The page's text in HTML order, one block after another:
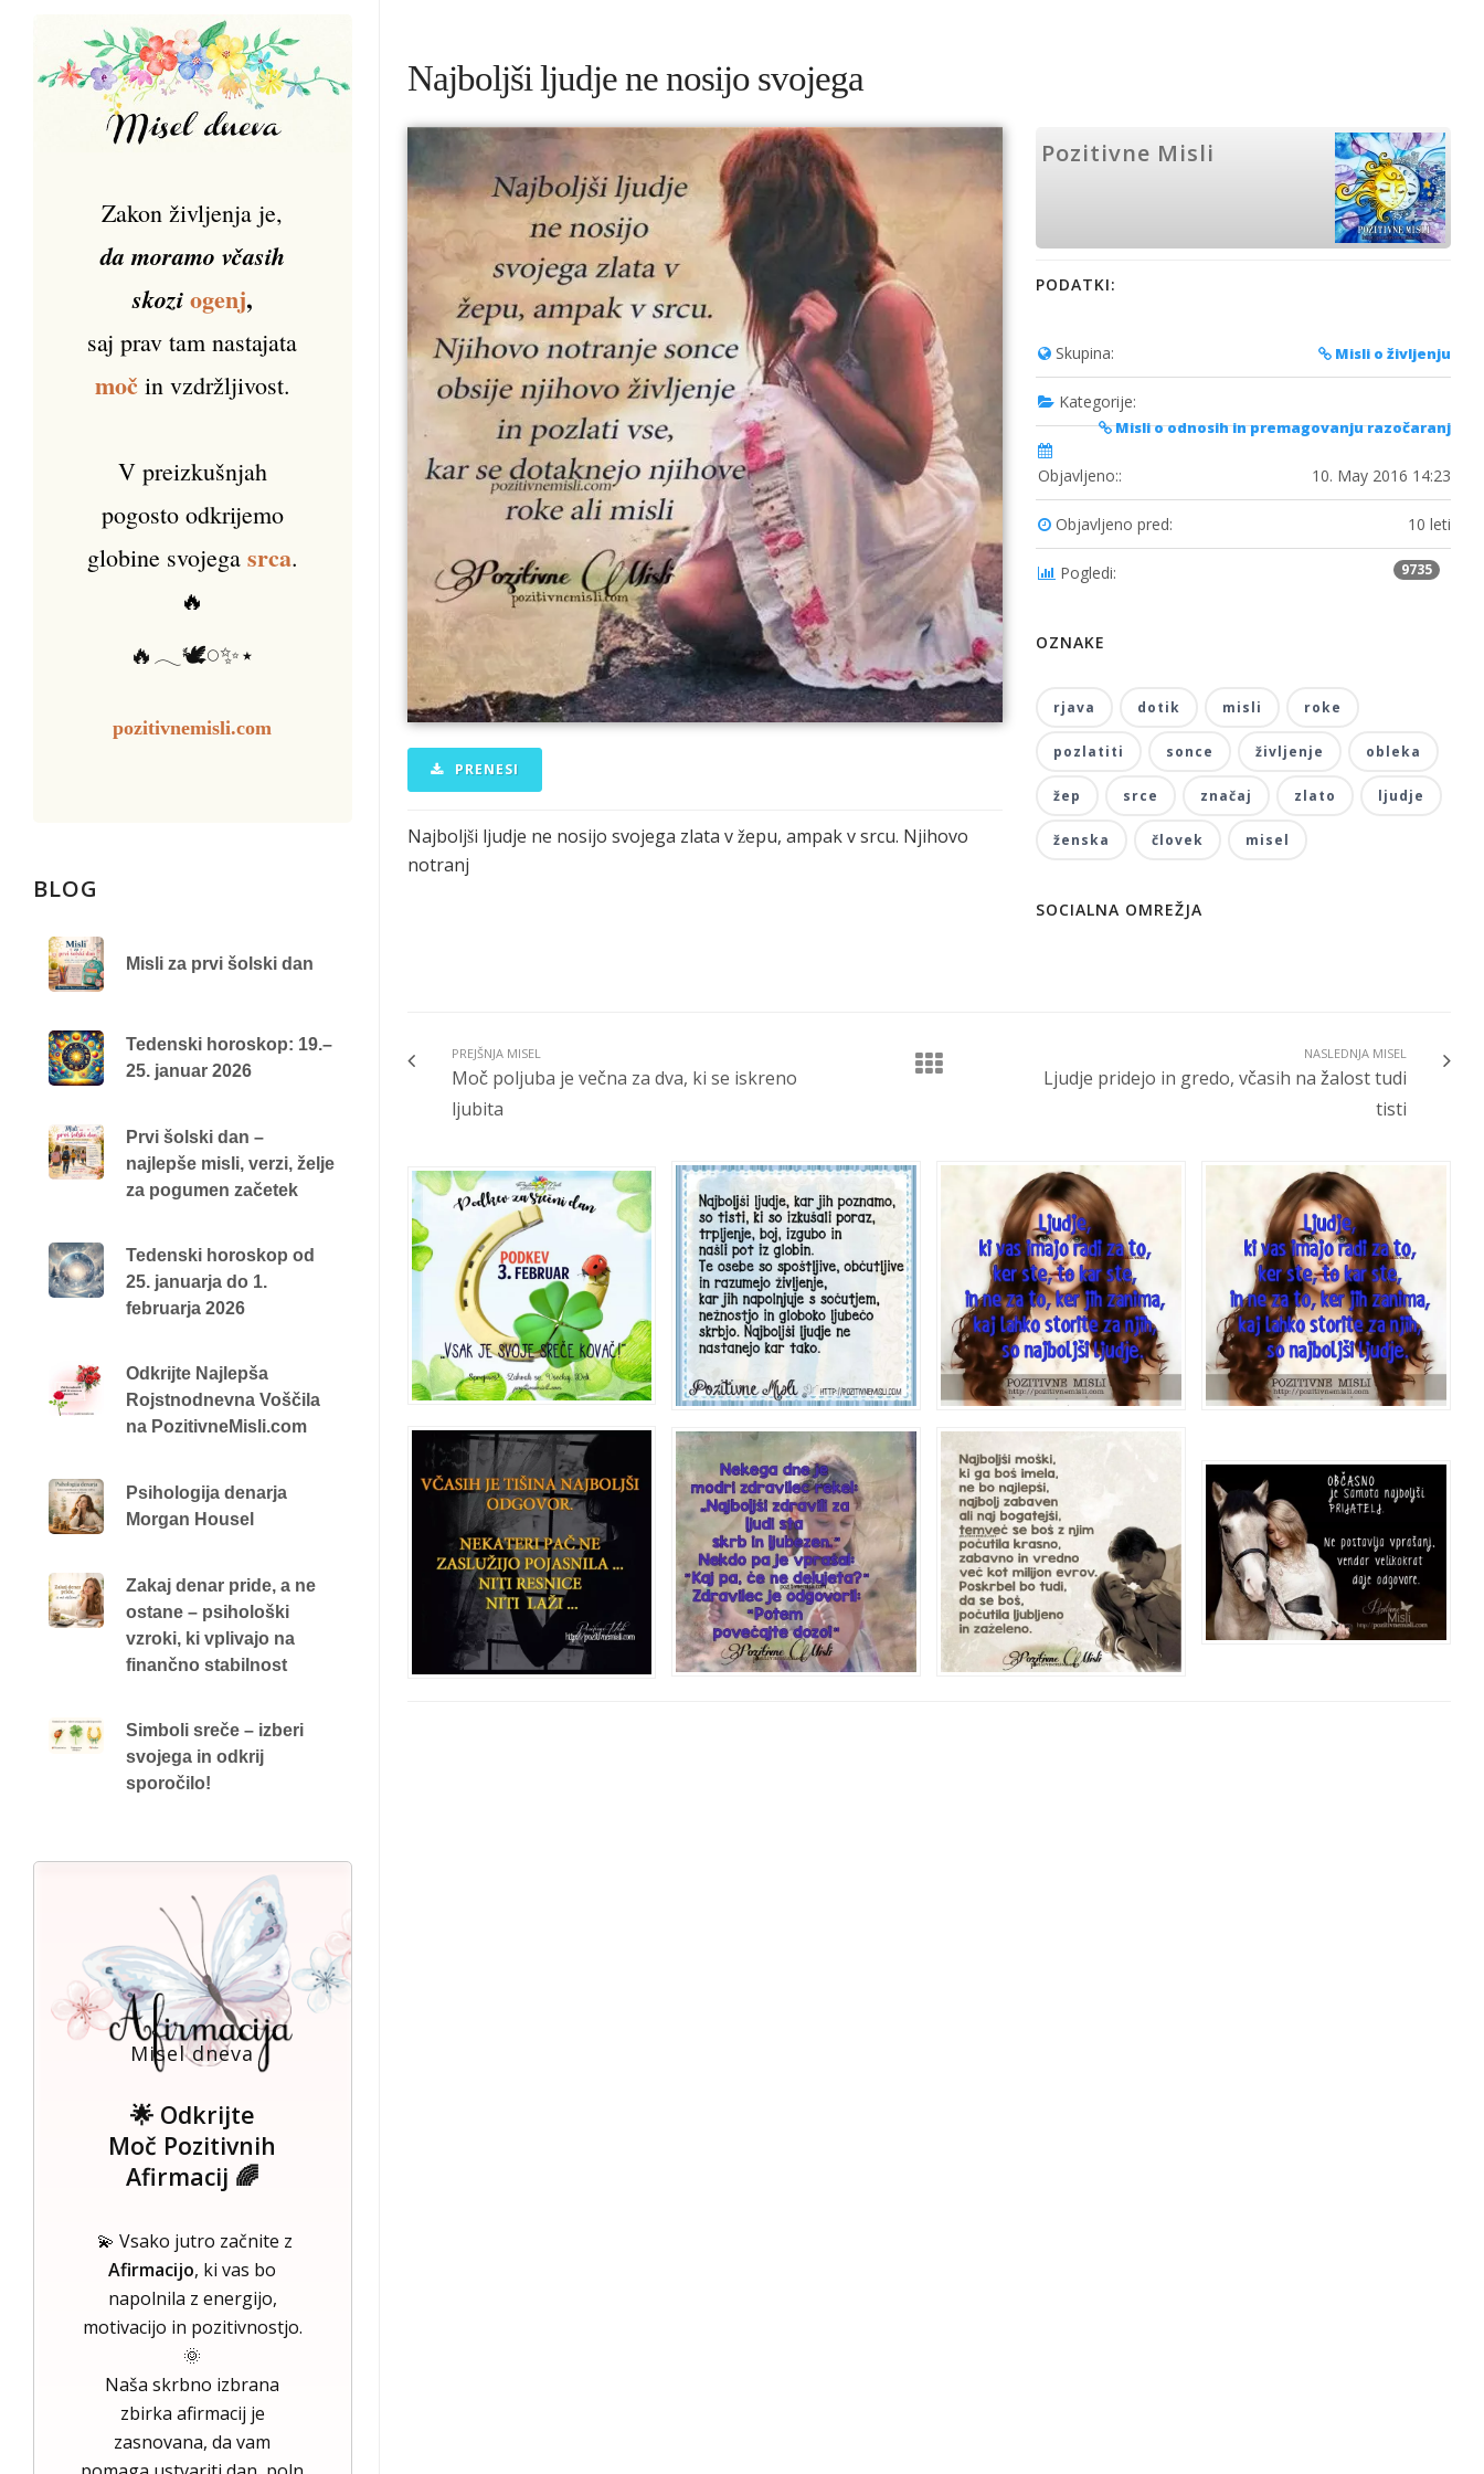
Najboljši ljudje ne nosijo svojega
PRENESI
Najboljši ljudje ne nosijo svojega zlata v žepu, ampak v srcu. Njihovo
notranj
Pozitivne Misli
PODATKI:
Skupina: Misli o življenju
Kategorije:
Misli o odnosih in premagovanju razočaranj
Objavljeno:: 10. May 2016 14:23
Objavljeno pred: 10 leti
Pogledi: 9735
OZNAKE
rjava dotik misli roke
pozlatiti sonce življenje obleka
žep srce značaj zlato ljudje
ženska človek misel
SOCIALNA OMREŽJA
PREJŠNJA MISEL
Moč poljuba je večna za dva, ki se iskreno
ljubita
NASLEDNJA MISEL
Ljudje pridejo in gredo, včasih na žalost tudi
tisti
Zakon življenja je,
da moramo včasih
skozi ogenj,
saj prav tam nastajata
močin vzdržljivost.
V preizkušnjah
pogosto odkrijemo
globine svojega srca.
🔥
🔥𓂃🕊️𓏸✨⋆
pozitivnemisli.com
BLOG
Misli za prvi šolski dan
Tedenski horoskop: 19.–
25. januar 2026
Prvi šolski dan –
najlepše misli, verzi, želje
za pogumen začetek
Tedenski horoskop od
25. januarja do 1.
februarja 2026
Odkrijte Najlepša
Rojstnodnevna Voščila
na PozitivneMisli.com
Psihologija denarja
Morgan Housel
Zakaj denar pride, a ne
ostane – psihološki
vzroki, ki vplivajo na
finančno stabilnost
Simboli sreče – izberi
svojega in odkrij
sporočilo!
Misel dneva
🌟 Odkrijte
Moč Pozitivnih
Afirmacij 🌈
💫 Vsako jutro začnite z
Afirmacijo, ki vas bo
napolnila z energijo,
motivacijo in pozitivnostjo.
🌞
Naša skrbno izbrana
zbirka afirmacij je
zasnovana, da vam